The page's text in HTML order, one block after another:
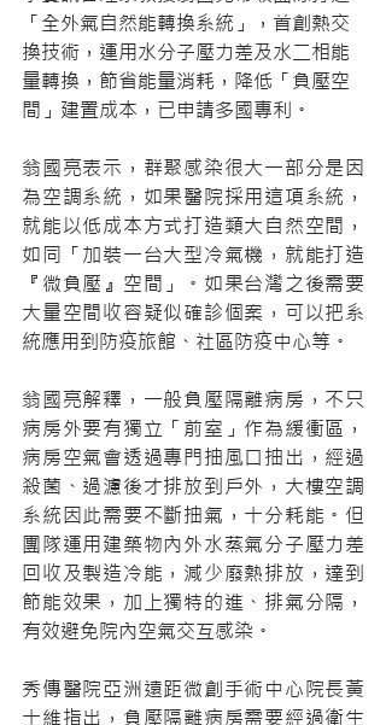
「全外氣自然能轉換系統」，首創熱交
換技術，運用水分子壓力差及水二相能
量轉換，節省能量消耗，降低「負壓空
間」建置成本，已申請多國專利。
翁國亮表示，群聚感染很大一部分是因
為空調系統，如果醫院採用這項系統，
就能以低成本方式打造類大自然空間，
如同「加裝一台大型冷氣機，就能打造
『微負壓』空間」。如果台灣之後需要
大量空間收容疑似確診個案，可以把系
統應用到防疫旅館、社區防疫中心等。
翁國亮解釋，一般負壓隔離病房，不只
病房外要有獨立「前室」作為緩衝區，
病房空氣會透過專門抽風口抽出，經過
殺菌、過濾後才排放到戶外，大樓空調
系統因此需要不斷抽氣，十分耗能。但
團隊運用建築物內外水蒸氣分子壓力差
回收及製造冷能，減少廢熱排放，達到
節能效果，加上獨特的進、排氣分隔，
有效避免院內空氣交互感染。
秀傳醫院亞洲遠距微創手術中心院長黃
士維指出，負壓隔離病房需要經過衛生